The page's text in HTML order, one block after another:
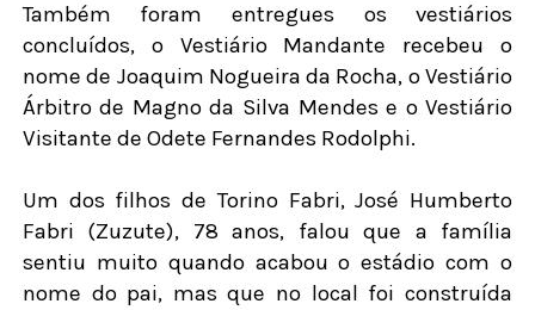
Também foram entregues os vestiários
concluídos, o Vestiário Mandante recebeu o
nome de Joaquim Nogueira da Rocha, o Vestiário
Árbitro de Magno da Silva Mendes e o Vestiário
Visitante de Odete Fernandes Rodolphi.
Um dos filhos de Torino Fabri, José Humberto
Fabri (Zuzute), 78 anos, falou que a família
sentiu muito quando acabou o estádio com o
nome do pai, mas que no local foi construída